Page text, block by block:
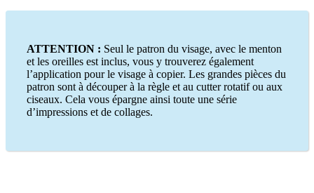
ATTENTION : Seul le patron du visage, avec le menton
et les oreilles est inclus, vous y trouverez également
l’application pour le visage à copier. Les grandes pièces du
patron sont à découper à la règle et au cutter rotatif ou aux
ciseaux. Cela vous épargne ainsi toute une série
d’impressions et de collages.